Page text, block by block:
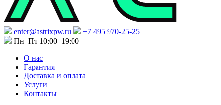
enter@astrixpw.ru
+7 495 970-25-25
Пн–Пт 10:00–19:00
О нас
Гарантия
Доставка и оплата
Услуги
Контакты